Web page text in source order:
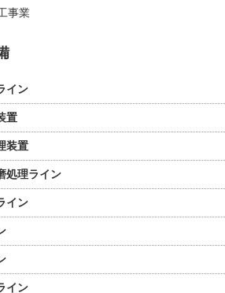
事業
イン
置
装置
処理ライン
イン
イン